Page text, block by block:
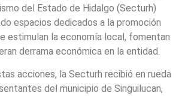
del Estado de Hidalgo (Secturh)
espacios dedicados a la promoción
estimulan la economía local, fomentan
derrama económica en la entidad.
acciones, la Secturh recibió en rueda
del municipio de Singuilucan,